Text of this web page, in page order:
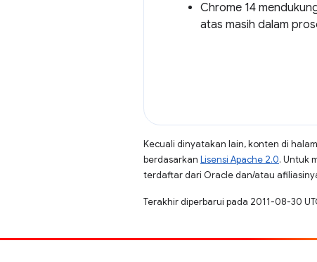
Chrome 14
atas masih dalam
Kecuali dinyatakan lain, konten di
berdasarkan Lisensi Apache 2.0. Untuk
terdaftar dari Oracle dan/atau
Terakhir diperbarui pada 2011-08-30